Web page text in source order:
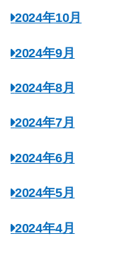
2024年10月
2024年9月
2024年8月
2024年7月
2024年6月
2024年5月
2024年4月